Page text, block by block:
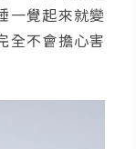
一覺起來就變
全不會擔心害